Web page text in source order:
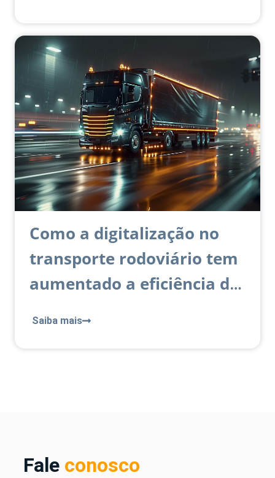
Como a digitalização no
transporte rodoviário tem
aumentado a eficiência do
Saiba mais
Fale conosco